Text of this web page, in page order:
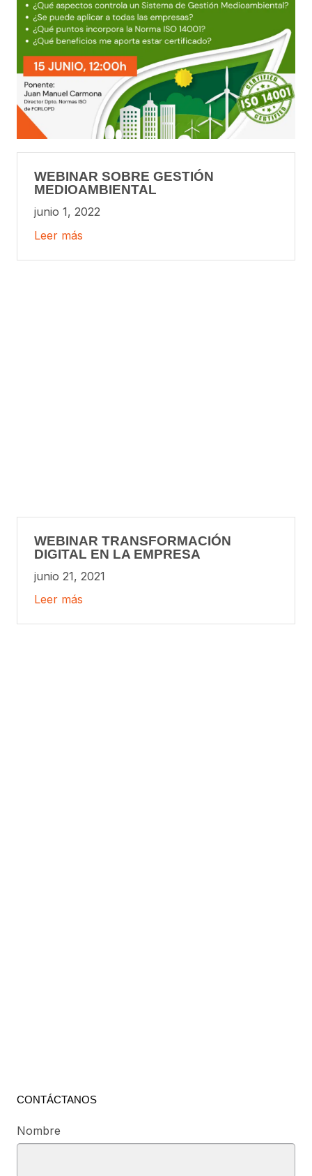
WEBINAR SOBRE GESTIÓN
MEDIOAMBIENTAL
junio 1, 2022
Leer más
WEBINAR TRANSFORMACIÓN
DIGITAL EN LA EMPRESA
junio 21, 2021
Leer más
CONTÁCTANOS
Nombre